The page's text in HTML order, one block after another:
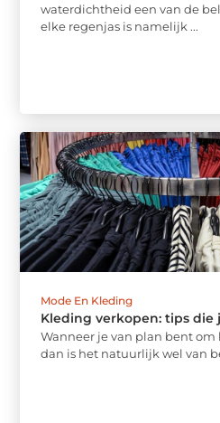
waterdichtheid een van de
elke regenjas is namelijk ...
Mode En Kleding
Kleding verkopen: tips
Wanneer je van plan bent
dan is het natuurlijk wel van